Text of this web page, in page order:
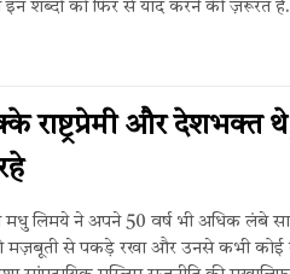
इन शब्दों को फिर से याद करने की ज़रूरत है.
राष्ट्रप्रेमी और देशभक्त
मधु लिमये ने अपने 50 वर्ष भी अधिक लंबे
मज़बूती से पकड़े रखा और उनसे कभी कोई